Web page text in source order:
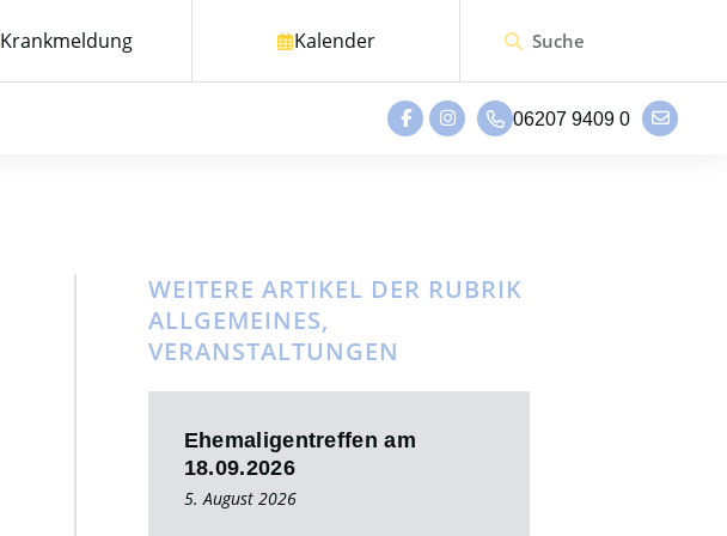
Krankmeldung Kalender
06207 9409 0
WEITERE ARTIKEL DER RUBRIK
ALLGEMEINES,
VERANSTALTUNGEN
Ehemaligentreffen am
18.09.2026
5. August 2026